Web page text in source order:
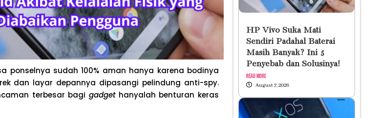
ponselnya sudah 100% aman hanya karena bodinya
dan layar depannya dipasangi pelindung anti-spy.
terbesar bagi gadgethanyalah benturan keras
HP Vivo Suka Mati
Sendiri Padahal Baterai
Masih Banyak? Ini 5
Penyebab dan Solusinya!
Read More
August 7, 2026